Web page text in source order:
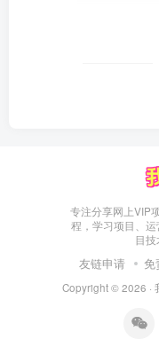
专注分享网上VIP
程，学习项目、
目技
友链申请 免
Copyright © 2026 ·